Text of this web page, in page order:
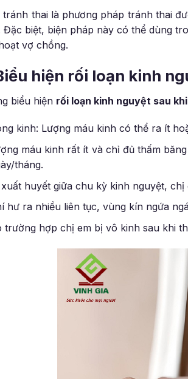
tránh thai là phương pháp tránh thai
Đặc biệt, biện pháp này có thể dùng
vợ chồng.
hiện rối loạn kinh
biểu hiện rối loạn kinh nguyệt sau
kinh: Lượng máu kinh có thể ra ít
máu kinh rất ít và chỉ đủ thấm
tháng.
huyết giữa chu kỳ kinh nguyệt,
hư ra nhiều liên tục, vùng kín ngứa
trường hợp chị em bị vô kinh sau khi